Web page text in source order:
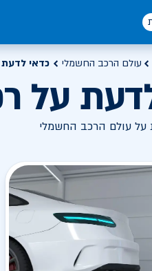
עולם הרכב החשמלי כדאי
על
על עולם הרכב החשמלי